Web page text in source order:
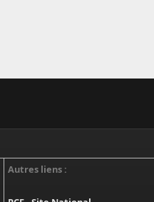
Autres liens :